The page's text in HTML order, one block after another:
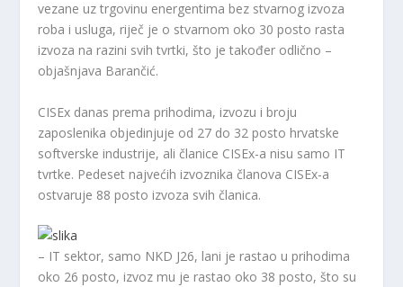
vezane uz trgovinu energentima bez stvarnog izvoza
roba i usluga, riječ je o stvarnom oko 30 posto rasta
izvoza na razini svih tvrtki, što je također odlično –
objašnjava Barančić.
CISEx danas prema prihodima, izvozu i broju
zaposlenika objedinjuje od 27 do 32 posto hrvatske
softverske industrije, ali članice CISEx-a nisu samo IT
tvrtke. Pedeset najvećih izvoznika članova CISEx-a
ostvaruje 88 posto izvoza svih članica.
– IT sektor, samo NKD J26, lani je rastao u prihodima
oko 26 posto, izvoz mu je rastao oko 38 posto, što su